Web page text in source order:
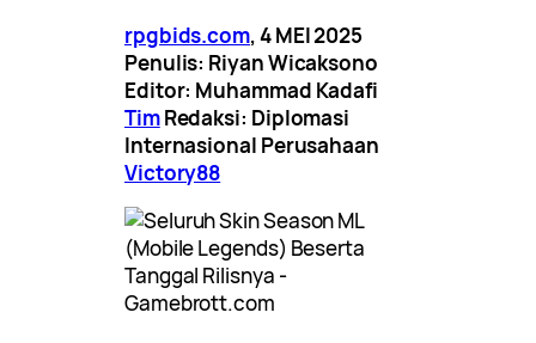
rpgbids.com, 4 MEI 2025
Penulis: Riyan Wicaksono
Editor: Muhammad Kadafi
TimRedaksi: Diplomasi
Internasional Perusahaan
Victory88